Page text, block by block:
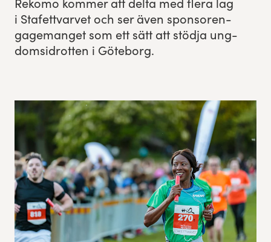
i Stafettvarvet och ser även spon­soren­
gage­manget som ett sätt att stöd­ja ung­
dom­sidrot­ten i Göteborg.
Löparinspiration och träning
Spring för välgörenhet
Hållbarhet
Göteborgsvarvets historia
Funktionär/Volontär
Varvetmilen